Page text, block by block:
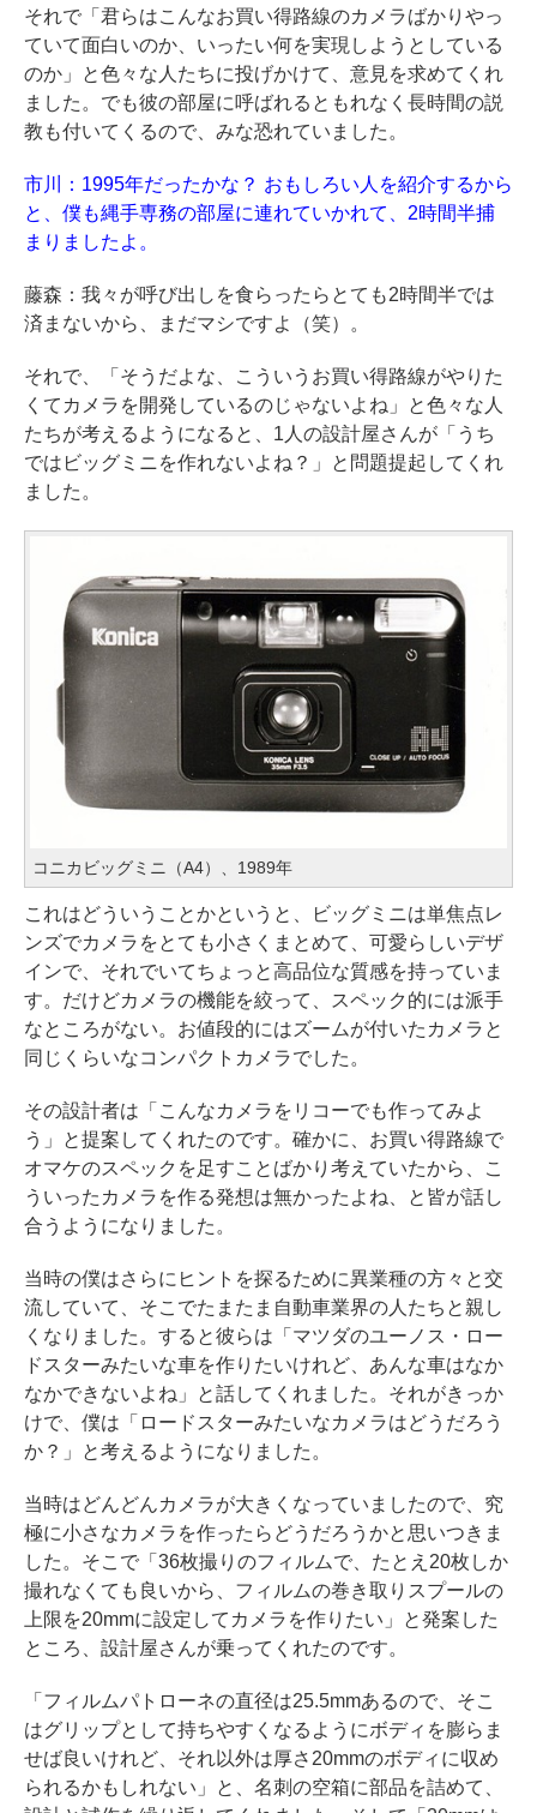
それで「君らはこんなお買い得路線のカメラばかりやっ
ていて面白いのか、いったい何を実現しようとしている
のか」と色々な人たちに投げかけて、意見を求めてくれ
ました。でも彼の部屋に呼ばれるともれなく長時間の説
教も付いてくるので、みな恐れていました。
市川：1995年だったかな？ おもしろい人を紹介するから
と、僕も縄手専務の部屋に連れていかれて、2時間半捕
まりましたよ。
藤森：我々が呼び出しを食らったらとても2時間半では
済まないから、まだマシですよ（笑）。
それで、「そうだよな、こういうお買い得路線がやりた
くてカメラを開発しているのじゃないよね」と色々な人
たちが考えるようになると、1人の設計屋さんが「うち
ではビッグミニを作れないよね？」と問題提起してくれ
ました。
コニカビッグミニ（A4）、1989年
これはどういうことかというと、ビッグミニは単焦点レ
ンズでカメラをとても小さくまとめて、可愛らしいデザ
インで、それでいてちょっと高品位な質感を持っていま
す。だけどカメラの機能を絞って、スペック的には派手
なところがない。お値段的にはズームが付いたカメラと
同じくらいなコンパクトカメラでした。
その設計者は「こんなカメラをリコーでも作ってみよ
う」と提案してくれたのです。確かに、お買い得路線で
オマケのスペックを足すことばかり考えていたから、こ
ういったカメラを作る発想は無かったよね、と皆が話し
合うようになりました。
当時の僕はさらにヒントを探るために異業種の方々と交
流していて、そこでたまたま自動車業界の人たちと親し
くなりました。すると彼らは「マツダのユーノス・ロー
ドスターみたいな車を作りたいけれど、あんな車はなか
なかできないよね」と話してくれました。それがきっか
けで、僕は「ロードスターみたいなカメラはどうだろう
か？」と考えるようになりました。
当時はどんどんカメラが大きくなっていましたので、究
極に小さなカメラを作ったらどうだろうかと思いつきま
した。そこで「36枚撮りのフィルムで、たとえ20枚しか
撮れなくても良いから、フィルムの巻き取りスプールの
上限を20mmに設定してカメラを作りたい」と発案した
ところ、設計屋さんが乗ってくれたのです。
「フィルムパトローネの直径は25.5mmあるので、そこ
はグリップとして持ちやすくなるようにボディを膨らま
せば良いけれど、それ以外は厚さ20mmのボディに収め
られるかもしれない」と、名刺の空箱に部品を詰めて、